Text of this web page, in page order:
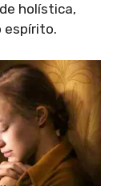
holística,
espírito.